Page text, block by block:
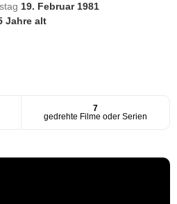
19. Februar 1981
Jahre alt
7
gedrehte Filme oder Serien